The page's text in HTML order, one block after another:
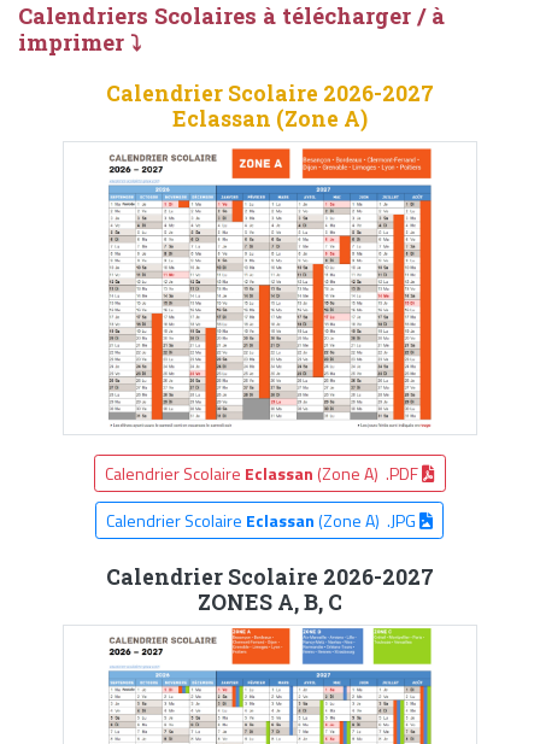
Calendriers Scolaires à télécharger / à
imprimer ⤵
Calendrier Scolaire 2026-2027
Eclassan (Zone A)
Calendrier Scolaire Eclassan (Zone A) .PDF
Calendrier Scolaire Eclassan(Zone A) .JPG
Calendrier Scolaire 2026-2027
ZONES A, B, C